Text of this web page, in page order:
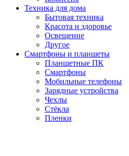
Техника для дома
Бытовая техника
Красота и здоровье
Освещение
Другое
Смартфоны и планшеты
Планшетные ПК
Смартфоны
Мобильные телефоны
Зарядные устройства
Чехлы
Стёкла
Пленки